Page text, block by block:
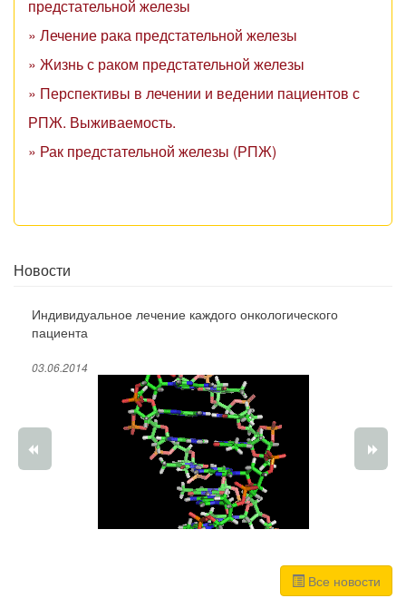
предстательной железы
» Лечение рака предстательной железы
» Жизнь с раком предстательной железы
» Перспективы в лечении и ведении пациентов с
РПЖ. Выживаемость.
» Рак предстательной железы (РПЖ)
Новости
Индивидуальное лечение каждого онкологического
пациента
03.06.2014
Все новости